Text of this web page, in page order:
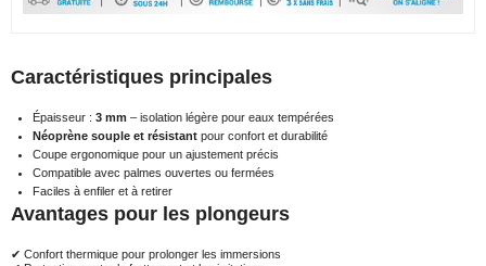
Caractéristiques principales
Épaisseur : 3 mm – isolation légère pour eaux tempérées
Néoprène souple et résistant pour confort et durabilité
Coupe ergonomique pour un ajustement précis
Compatible avec palmes ouvertes ou fermées
Faciles à enfiler et à retirer
Avantages pour les plongeurs
✔ Confort thermique pour prolonger les immersions